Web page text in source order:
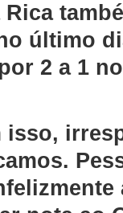
último
2 a 1
isso,